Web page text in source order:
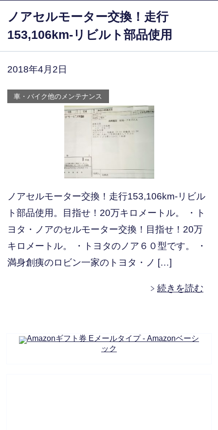
ノアセルモーター交換！走行
153,106km-リビルト部品使用
2018年4月2日
車・バイク他のメンテナンス
ノアセルモーター交換！走行153,106km-リビル
ト部品使用。目指せ！20万キロメートル。 ・ト
ヨタ・ノアのセルモーター交換！目指せ！20万
キロメートル。 ・トヨタのノア６０型です。 ・
満身創痍のロビン一家のトヨタ・ノ […]
続きを読む
Amazonギフト券 Eメールタイプ - Amazonベーシ
ック